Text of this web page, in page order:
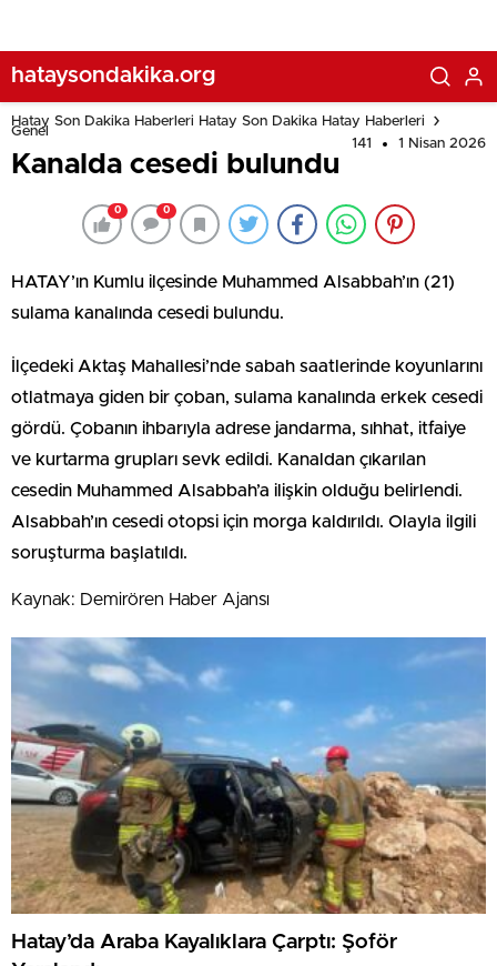
hataysondakika.org
Hatay Son Dakika Haberleri Hatay Son Dakika Hatay Haberleri
Genel
141
1 Nisan 2026
Kanalda cesedi bulundu
0 0
HATAY’ın Kumlu ilçesinde Muhammed Alsabbah’ın (21)
sulama kanalında cesedi bulundu.
İlçedeki Aktaş Mahallesi’nde sabah saatlerinde koyunlarını
otlatmaya giden bir çoban, sulama kanalında erkek cesedi
gördü. Çobanın ihbarıyla adrese jandarma, sıhhat, itfaiye
ve kurtarma grupları sevk edildi. Kanaldan çıkarılan
cesedin Muhammed Alsabbah’a ilişkin olduğu belirlendi.
Alsabbah’ın cesedi otopsi için morga kaldırıldı. Olayla ilgili
soruşturma başlatıldı.
Kaynak: Demirören Haber Ajansı
Hatay’da Araba Kayalıklara Çarptı: Şoför